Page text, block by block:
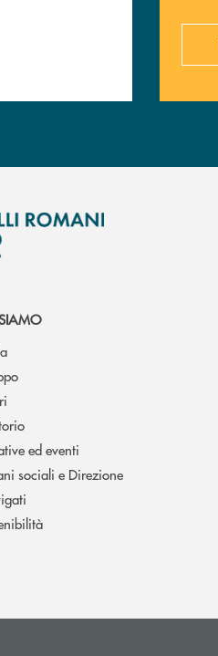
ed eventi
sociali e Direzione